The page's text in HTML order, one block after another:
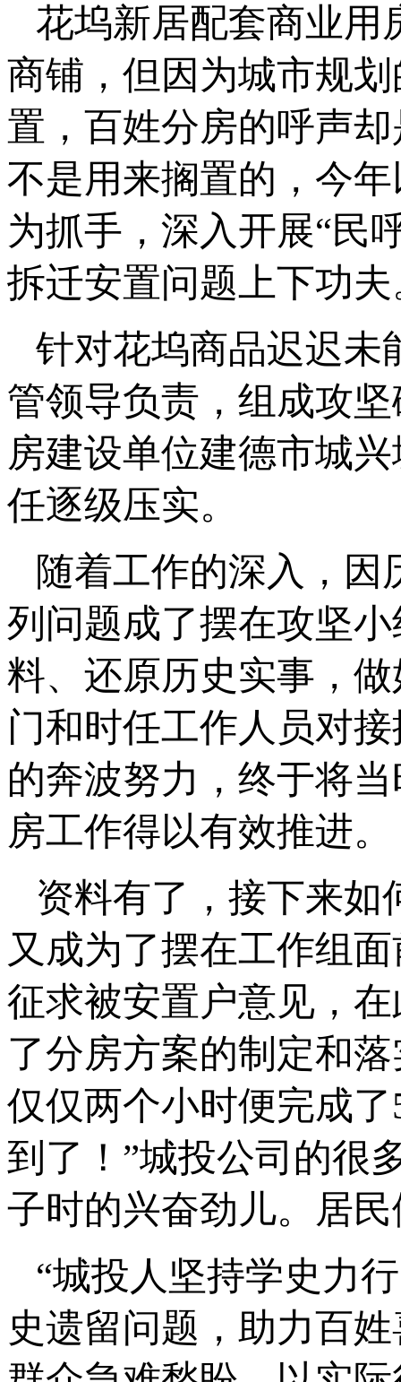
花坞新居配套商业用
商铺，但因为城市规
置，百姓分房的呼声
不是用来搁置的，今
为抓手，深入开展“民
拆迁安置问题上下功夫
针对花坞商品迟迟未
管领导负责，组成攻
房建设单位建德市城
任逐级压实。
随着工作的深入，
列问题成了摆在攻坚
料、还原历史实事，
门和时任工作人员对
的奔波努力，终于将
房工作得以有效推进。
资料有了，接下来如
又成为了摆在工作组
征求被安置户意见，
了分房方案的制定和
仅仅两个小时便完成
到了！”城投公司的很
子时的兴奋劲儿。居
“城投人坚持学史力
史遗留问题，助力百